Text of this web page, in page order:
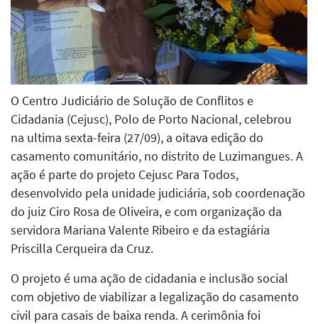
O Centro Judiciário de Solução de Conflitos e
Cidadania (Cejusc), Polo de Porto Nacional, celebrou
na ultima sexta-feira (27/09), a oitava edição do
casamento comunitário, no distrito de Luzimangues. A
ação é parte do projeto Cejusc Para Todos,
desenvolvido pela unidade judiciária, sob coordenação
do juiz Ciro Rosa de Oliveira, e com organização da
servidora Mariana Valente Ribeiro e da estagiária
Priscilla Cerqueira da Cruz.
O projeto é uma ação de cidadania e inclusão social
com objetivo de viabilizar a legalização do casamento
civil para casais de baixa renda. A cerimônia foi